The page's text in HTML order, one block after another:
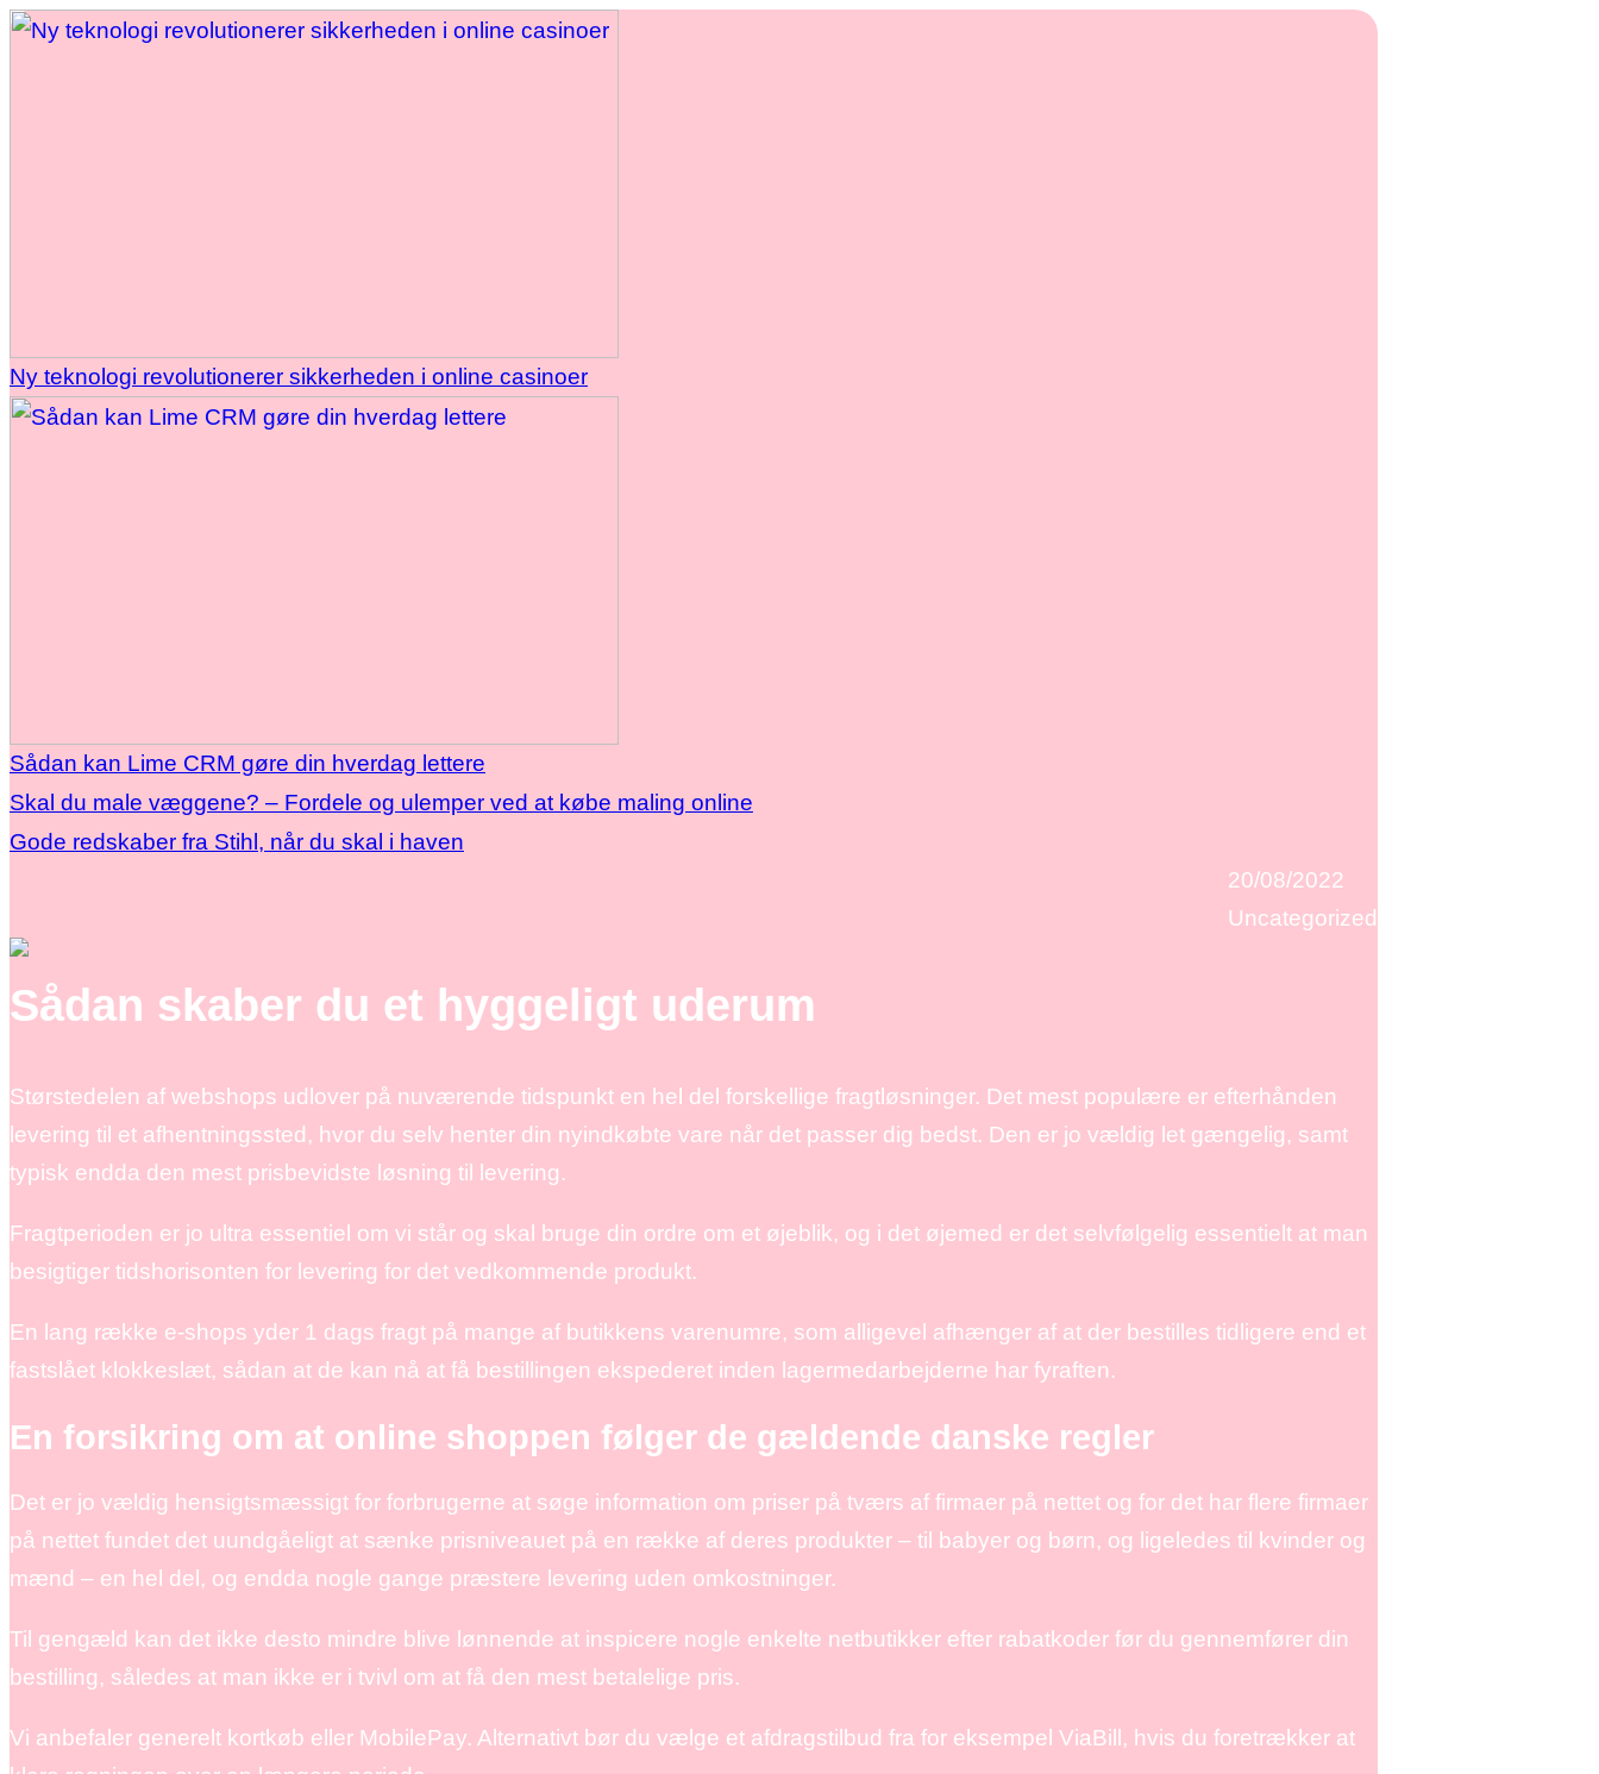
Ny teknologi revolutionerer sikkerheden i online casinoer
Sådan kan Lime CRM gøre din hverdag lettere
Skal du male væggene? – Fordele og ulemper ved at købe maling online
Gode redskaber fra Stihl, når du skal i haven
20/08/2022
Uncategorized
Sådan skaber du et hyggeligt uderum
Størstedelen af webshops udlover på nuværende tidspunkt en hel del forskellige fragtløsninger. Det mest populære er efterhånden
levering til et afhentningssted, hvor du selv henter din nyindkøbte vare når det passer dig bedst. Den er jo vældig let gængelig, samt
typisk endda den mest prisbevidste løsning til levering.
Fragtperioden er jo ultra essentiel om vi står og skal bruge din ordre om et øjeblik, og i det øjemed er det selvfølgelig essentielt at man
besigtiger tidshorisonten for levering for det vedkommende produkt.
En lang række e-shops yder 1 dags fragt på mange af butikkens varenumre, som alligevel afhænger af at der bestilles tidligere end et
fastslået klokkeslæt, sådan at de kan nå at få bestillingen ekspederet inden lagermedarbejderne har fyraften.
En forsikring om at online shoppen følger de gældende danske regler
Det er jo vældig hensigtsmæssigt for forbrugerne at søge information om priser på tværs af firmaer på nettet og for det har flere firmaer
på nettet fundet det uundgåeligt at sænke prisniveauet på en række af deres produkter – til babyer og børn, og ligeledes til kvinder og
mænd – en hel del, og endda nogle gange præstere levering uden omkostninger.
Til gengæld kan det ikke desto mindre blive lønnende at inspicere nogle enkelte netbutikker efter rabatkoder før du gennemfører din
bestilling, således at man ikke er i tvivl om at få den mest betalelige pris.
Vi anbefaler generelt kortkøb eller MobilePay. Alternativt bør du vælge et afdragstilbud fra for eksempel ViaBill, hvis du foretrækker at